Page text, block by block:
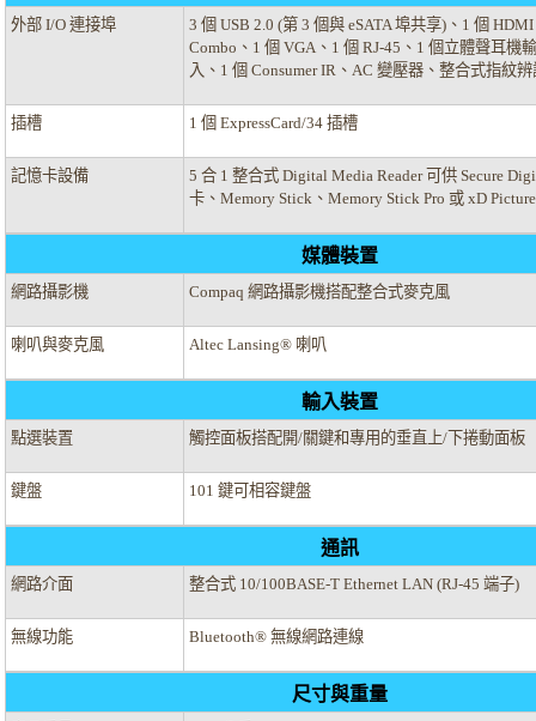
外部 I/O 連接埠
3 個 USB 2.0 (第 3 個與 eSATA 埠共享)、1 個 HDMI
Combo、1 個 VGA、1 個 RJ-45、1 個立體聲耳機
入、1 個 Consumer IR、AC 變壓器、整合式指紋
插槽 1 個 ExpressCard/34 插槽
記憶卡設備
5 合 1 整合式 Digital Media Reader 可供 Secure
卡、Memory Stick、Memory Stick Pro 或 xD
媒體裝置
網路攝影機 Compaq 網路攝影機搭配整合式麥克風
喇叭與麥克風 Altec Lansing® 喇叭
輸入裝置
點選裝置 觸控面板搭配開/關鍵和專用的垂直上/下捲動面板
鍵盤 101 鍵可相容鍵盤
通訊
網路介面 整合式 10/100BASE-T Ethernet LAN (RJ-45 端子)
無線功能 Bluetooth® 無線網路連線
尺寸與重量